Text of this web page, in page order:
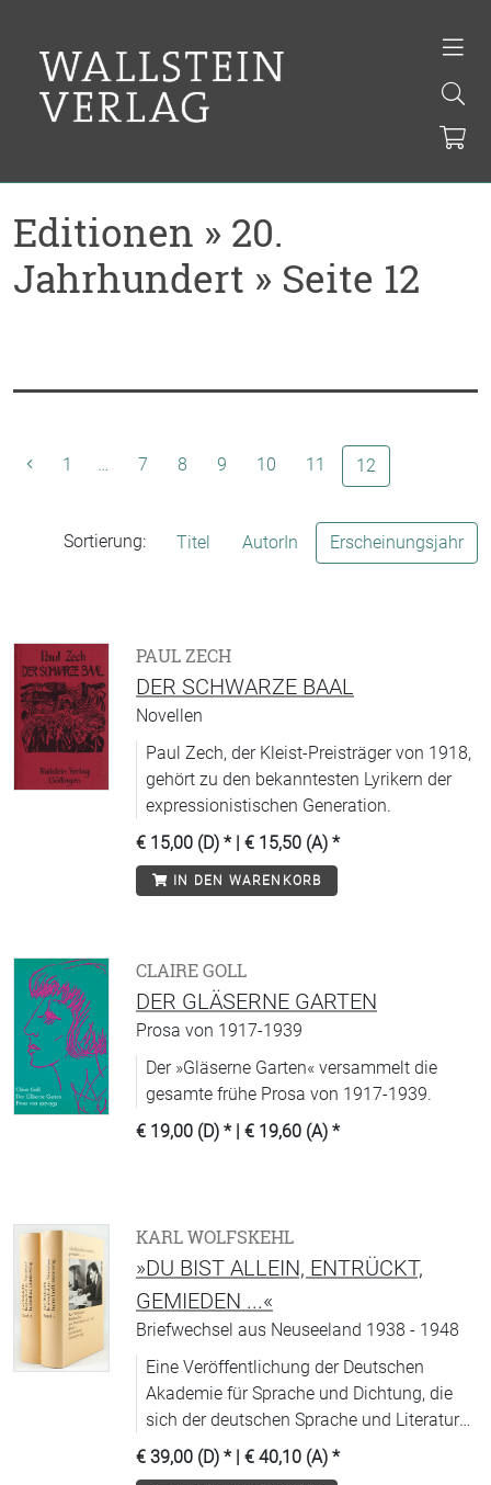
Editionen » 20.
Jahrhundert » Seite 12
1 … 7 8 9 10 11 12
Sortierung: Titel AutorIn Erscheinungsjahr
PAUL ZECH
DER SCHWARZE BAAL
Novellen
Paul Zech, der Kleist-Preisträger von 1918,
gehört zu den bekanntesten Lyrikern der
expressionistischen Generation.
€ 15,00 (D) * | € 15,50 (A) *
IN DEN WARENKORB
CLAIRE GOLL
DER GLÄSERNE GARTEN
Prosa von 1917-1939
Der »Gläserne Garten« versammelt die
gesamte frühe Prosa von 1917-1939.
€ 19,00 (D) * | € 19,60 (A) *
KARL WOLFSKEHL
»DU BIST ALLEIN, ENTRÜCKT,
GEMIEDEN ...«
Briefwechsel aus Neuseeland 1938 - 1948
Eine Veröffentlichung der Deutschen
Akademie für Sprache und Dichtung, die
sich der deutschen Sprache und Literatur
widmet.
€ 39,00 (D) * | € 40,10 (A) *